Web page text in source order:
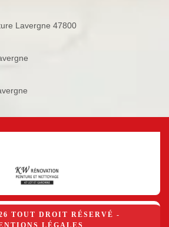
Lavergne 47800
TOUT DROIT RÉSERVÉ -